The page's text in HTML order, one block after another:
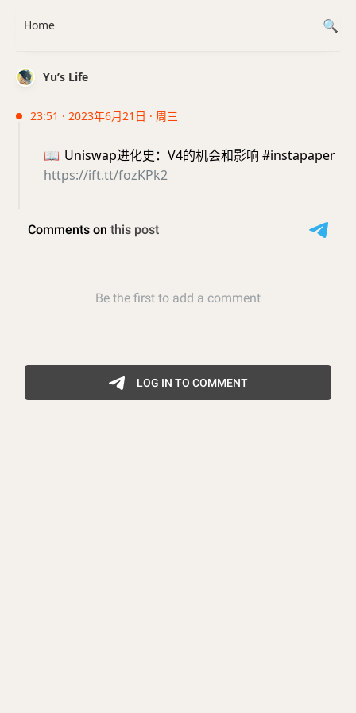
Yu’s Life
23:51 · 2023年6月21日 · 周三
📖 Uniswap进化史：V4的机会和影响 #instapaper
https://ift.tt/fozKPk2
Home